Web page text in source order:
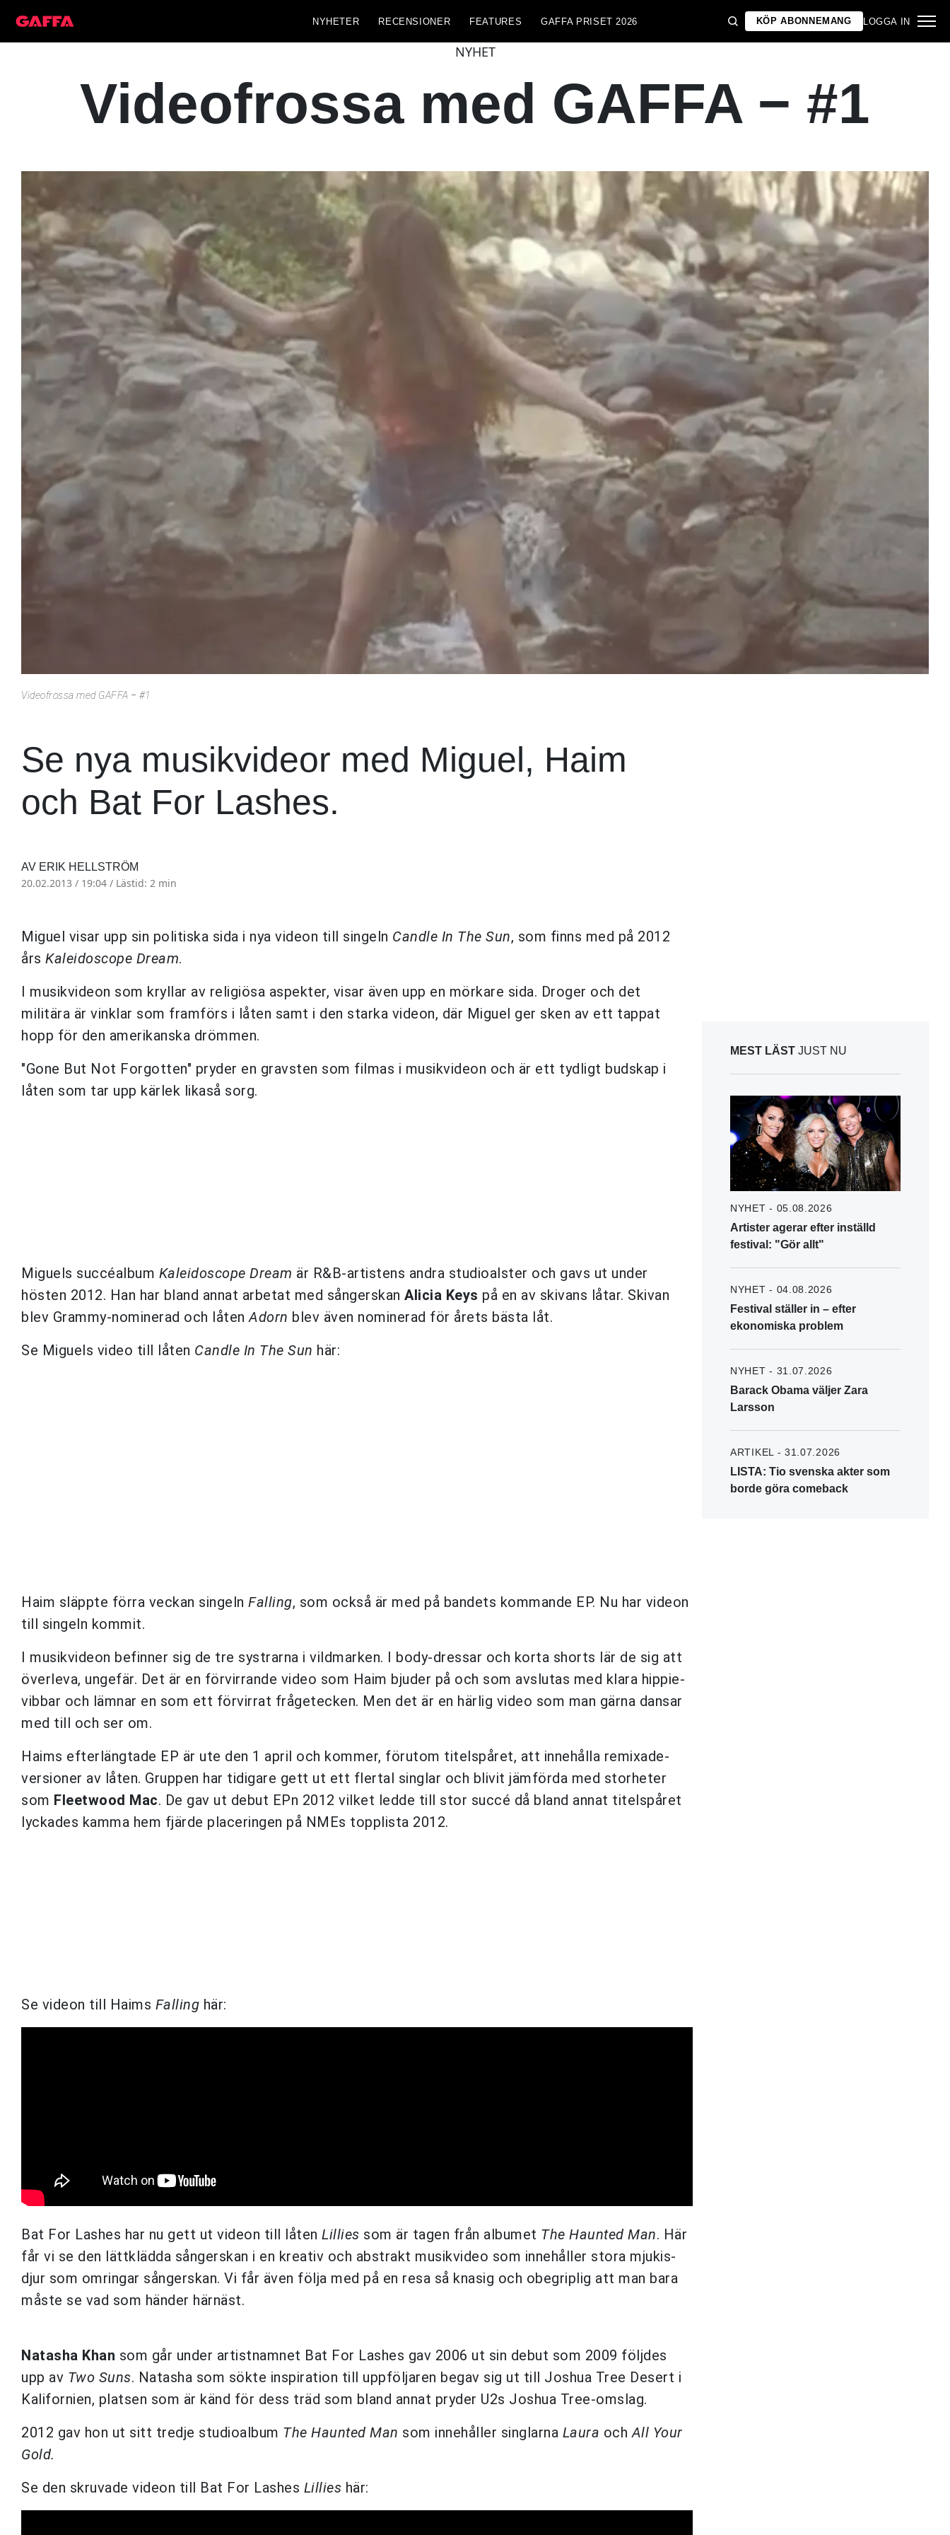
NYHETER RECENSIONER FEATURES GAFFA PRISET 2026 KÖP ABONNEMANG LOGGA IN
NYHET
Videofrossa med GAFFA − #1
Videofrossa med GAFFA − #1
Se nya musikvideor med Miguel, Haim
och Bat For Lashes.
AV ERIK HELLSTRÖM
20.02.2013 / 19:04 / Lästid: 2 min
Miguel visar upp sin politiska sida i nya videon till singeln Candle In The Sun, som finns med på 2012
års Kaleidoscope Dream.
I musikvideon som kryllar av religiösa aspekter, visar även upp en mörkare sida. Droger och det
militära är vinklar som framförs i låten samt i den starka videon, där Miguel ger sken av ett tappat
hopp för den amerikanska drömmen.
"Gone But Not Forgotten" pryder en gravsten som filmas i musikvideon och är ett tydligt budskap i
låten som tar upp kärlek likaså sorg.
Miguels succéalbum Kaleidoscope Dream är R&B-artistens andra studioalster och gavs ut under
hösten 2012. Han har bland annat arbetat med sångerskan Alicia Keys på en av skivans låtar. Skivan
blev Grammy-nominerad och låten Adorn blev även nominerad för årets bästa låt.
Se Miguels video till låten Candle In The Sun här:
Haim släppte förra veckan singeln Falling, som också är med på bandets kommande EP. Nu har videon
till singeln kommit.
I musikvideon befinner sig de tre systrarna i vildmarken. I body-dressar och korta shorts lär de sig att
överleva, ungefär. Det är en förvirrande video som Haim bjuder på och som avslutas med klara hippie-
vibbar och lämnar en som ett förvirrat frågetecken. Men det är en härlig video som man gärna dansar
med till och ser om.
Haims efterlängtade EP är ute den 1 april och kommer, förutom titelspåret, att innehålla remixade-
versioner av låten. Gruppen har tidigare gett ut ett flertal singlar och blivit jämförda med storheter
som Fleetwood Mac. De gav ut debut EPn 2012 vilket ledde till stor succé då bland annat titelspåret
lyckades kamma hem fjärde placeringen på NMEs topplista 2012.
Se videon till Haims Falling här:
Bat For Lashes har nu gett ut videon till låten Lillies som är tagen från albumet The Haunted Man. Här
får vi se den lättklädda sångerskan i en kreativ och abstrakt musikvideo som innehåller stora mjukis-
djur som omringar sångerskan. Vi får även följa med på en resa så knasig och obegriplig att man bara
måste se vad som händer härnäst.
Natasha Khan som går under artistnamnet Bat For Lashes gav 2006 ut sin debut som 2009 följdes
upp av Two Suns. Natasha som sökte inspiration till uppföljaren begav sig ut till Joshua Tree Desert i
Kalifornien, platsen som är känd för dess träd som bland annat pryder U2s Joshua Tree-omslag.
2012 gav hon ut sitt tredje studioalbum The Haunted Man som innehåller singlarna Laura och All Your
Gold.
Se den skruvade videon till Bat For Lashes Lillies här:
MEST LÄST JUST NU
NYHET - 05.08.2026
Artister agerar efter inställd
festival: "Gör allt"
NYHET - 04.08.2026
Festival ställer in – efter
ekonomiska problem
NYHET - 31.07.2026
Barack Obama väljer Zara
Larsson
ARTIKEL - 31.07.2026
LISTA: Tio svenska akter som
borde göra comeback